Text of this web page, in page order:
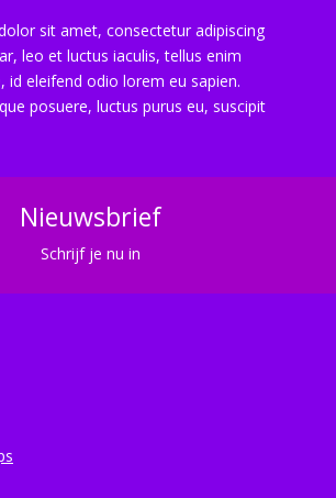
sit amet, consectetur adipiscing
leo et luctus iaculis, tellus enim
id eleifend odio lorem eu sapien.
posuere, luctus purus eu, suscipit
Nieuwsbrief
Schrijf je nu in